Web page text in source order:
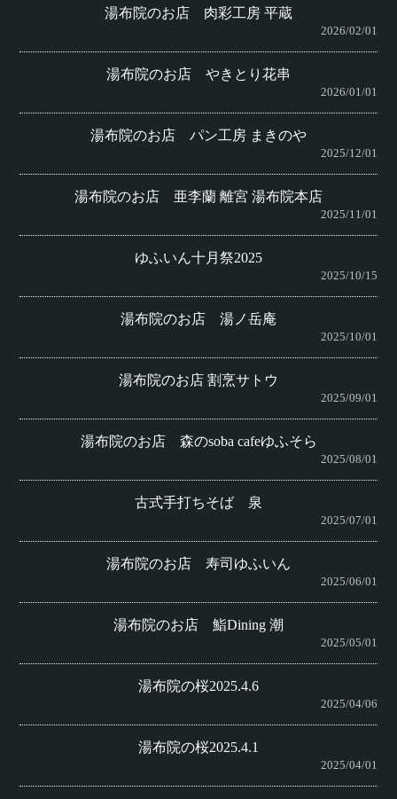
湯布院のお店 肉彩工房 平蔵
2026/02/01
湯布院のお店 やきとり花串
2026/01/01
湯布院のお店 パン工房 まきのや
2025/12/01
湯布院のお店 亜李蘭 離宮 湯布院本店
2025/11/01
ゆふいん十月祭2025
2025/10/15
湯布院のお店 湯ノ岳庵
2025/10/01
湯布院のお店 割烹サトウ
2025/09/01
湯布院のお店 森のsoba cafeゆふそら
2025/08/01
古式手打ちそば 泉
2025/07/01
湯布院のお店 寿司ゆふいん
2025/06/01
湯布院のお店 鮨Dining 潮
2025/05/01
湯布院の桜2025.4.6
2025/04/06
湯布院の桜2025.4.1
2025/04/01